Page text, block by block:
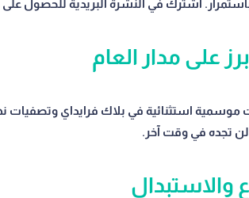
والاستبدال